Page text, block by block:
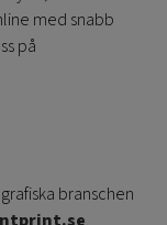
med snabb
på
branschen